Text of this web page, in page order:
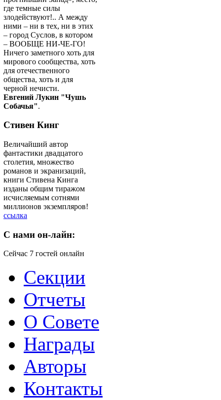
где темные силы
злодействуют!.. А между
ними – ни в тех, ни в этих
– город Суслов, в котором
– ВООБЩЕ НИ-ЧЕ-ГО!
Ничего заметного хоть для
мирового сообщества, хоть
для отечественного
общества, хоть и для
черной нечисти.
Евгений Лукин "Чушь
Собачья".
Стивен Кинг
Величайший автор
фантастики двадцатого
столетия, множество
романов и экранизаций,
книги Стивена Кинга
изданы общим тиражом
исчисляемым сотнями
миллионов экземпляров!
ссылка
C нами он-лайн:
Сейчас 7 гостей онлайн
Секции
Отчеты
О Совете
Награды
Авторы
Контакты